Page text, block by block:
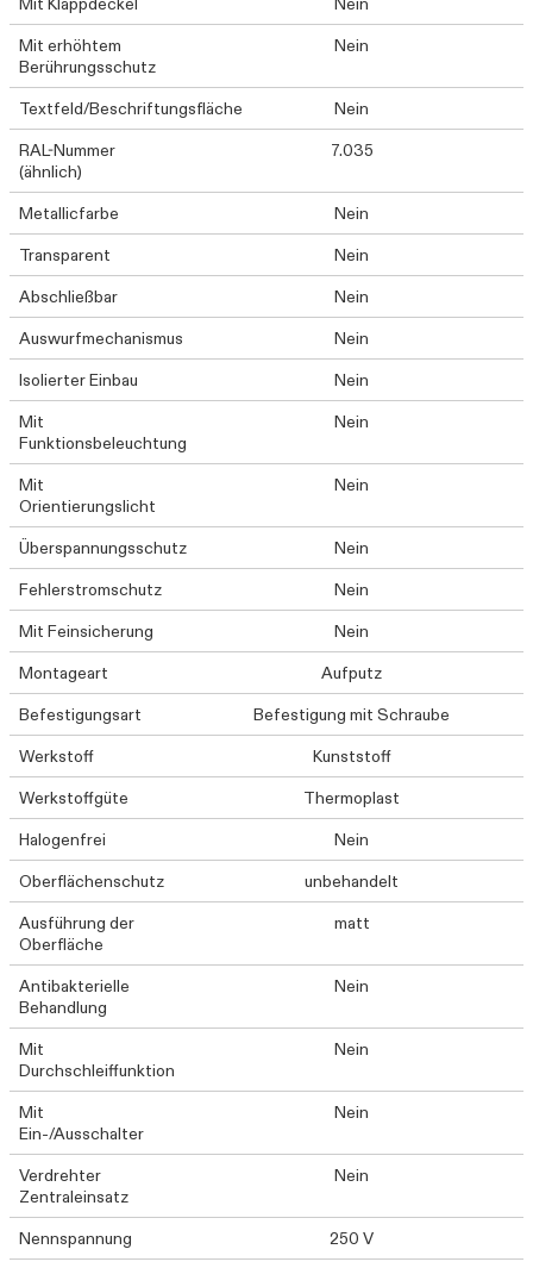
Mit erhöhtem
Berührungsschutz
Nein
Textfeld/Beschriftungsfläche
Nein
RAL-Nummer
(ähnlich)
7.035
Metallicfarbe
Nein
Transparent
Nein
Abschließbar
Nein
Auswurfmechanismus
Nein
Isolierter Einbau
Nein
Mit
Funktionsbeleuchtung
Nein
Mit
Orientierungslicht
Nein
Überspannungsschutz
Nein
Fehlerstromschutz
Nein
Mit Feinsicherung
Nein
Montageart
Aufputz
Befestigungsart
Befestigung mit Schraube
Werkstoff
Kunststoff
Werkstoffgüte
Thermoplast
Halogenfrei
Nein
Oberflächenschutz
unbehandelt
Ausführung der
Oberfläche
matt
Antibakterielle
Behandlung
Nein
Mit
Durchschleiffunktion
Nein
Mit
Ein-/Ausschalter
Nein
Verdrehter
Zentraleinsatz
Nein
Nennspannung
250 V